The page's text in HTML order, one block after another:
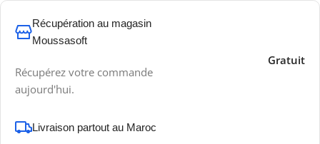
Récupération au magasin
Moussasoft
Récupérez votre commande
aujourd'hui.
Gratuit
Livraison partout au Maroc